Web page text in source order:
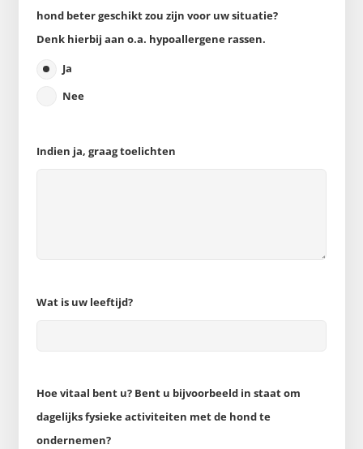
hond beter geschikt zou zijn voor uw situatie?
Denk hierbij aan o.a. hypoallergene rassen.
Ja
Nee
Indien ja, graag toelichten
Wat is uw leeftijd?
Hoe vitaal bent u? Bent u bijvoorbeeld in staat om
dagelijks fysieke activiteiten met de hond te
ondernemen?